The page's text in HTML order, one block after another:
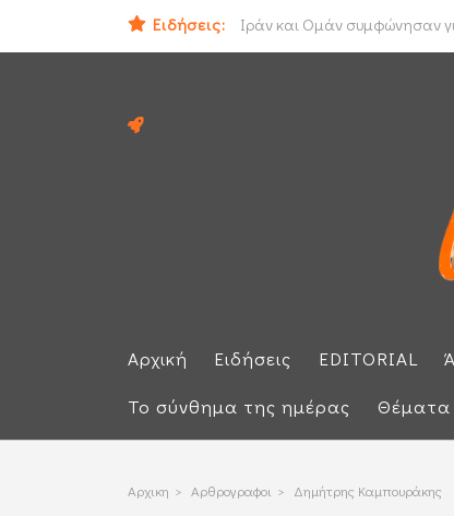
Ειδήσεις:
Ιράν και Ομάν συμφώνησαν
Ηλεκτρική διασύνδεση
Αρχική Ειδήσεις EDITORIAL
Το σύνθημα της ημέρας
Θέματα
Αρχικη > Αρθρογραφοι > Δημήτρης Καμπουράκης